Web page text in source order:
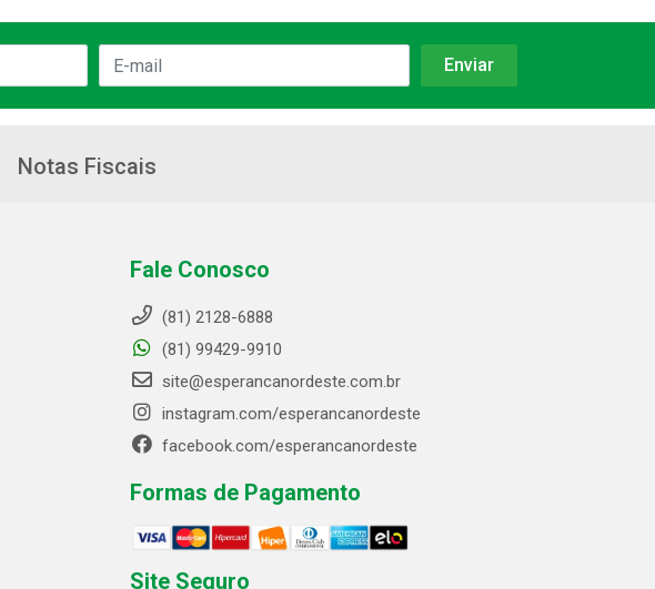
Notas Fiscais
Fale Conosco
(81) 2128-6888
(81) 99429-9910
site@esperancanordeste.com.br
instagram.com/esperancanordeste
facebook.com/esperancanordeste
Formas de Pagamento
Site Seguro